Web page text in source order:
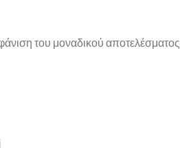
του μοναδικού αποτελέσματος